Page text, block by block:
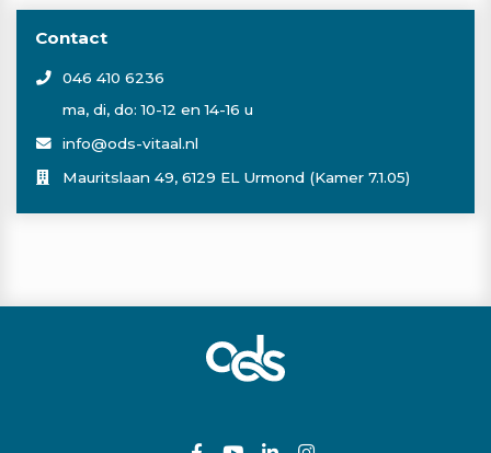
Contact
046 410 6236
ma, di, do: 10-12 en 14-16 u
info@ods-vitaal.nl
Mauritslaan 49, 6129 EL Urmond (Kamer 7.1.05)